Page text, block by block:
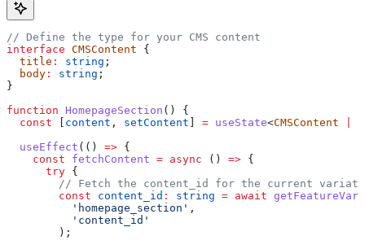
// Define the type for your CMS content
interface CMSContent {
  title
: string ;
  body
: string ;
}
function HomepageSection () {
  const
content , setContent = useState<CMSContent
  useEffect
(() => {
    const
fetchContent = async () => {
      try
{
// Fetch the content_id for the current
        const
content_id : string = await
          'homepage_section'
,
          'content_id'
        );